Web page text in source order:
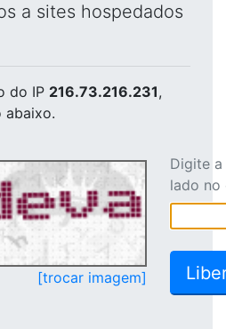
a sites hospedados
do IP 216.73.216.231,
abaixo.
[trocar imagem]
Digite
lado no